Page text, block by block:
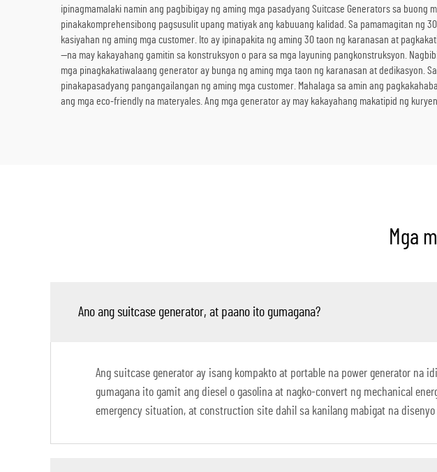
ipinagmamalaki namin ang pagbibigay ng aming mga pasadyang Suitcase Generators sa
pinakakomprehensibong pagsusulit upang matiyak ang kabuuang kalidad. Sa pamamagitan ng
kasiyahan ng aming mga customer. Ito ay ipinapakita ng aming 30 taon ng karanasan at
—na may kakayahang gamitin sa konstruksyon o para sa mga layuning pangkonstruksyon.
mga pinagkakatiwalaang generator ay bunga ng aming mga taon ng karanasan at dedikasyon.
pinakapasadyang pangangailangan ng aming mga customer. Mahalaga sa amin ang
ang mga eco-friendly na materyales. Ang mga generator ay may kakayahang makatipid ng
Mga
Ano ang suitcase generator, at paano ito gumagana?
Ang suitcase generator ay isang kompakto at portable na power generator na
gumagana ito gamit ang diesel o gasolina at nagko-convert ng mechanical
emergency situation, at construction site dahil sa kanilang mabigat na